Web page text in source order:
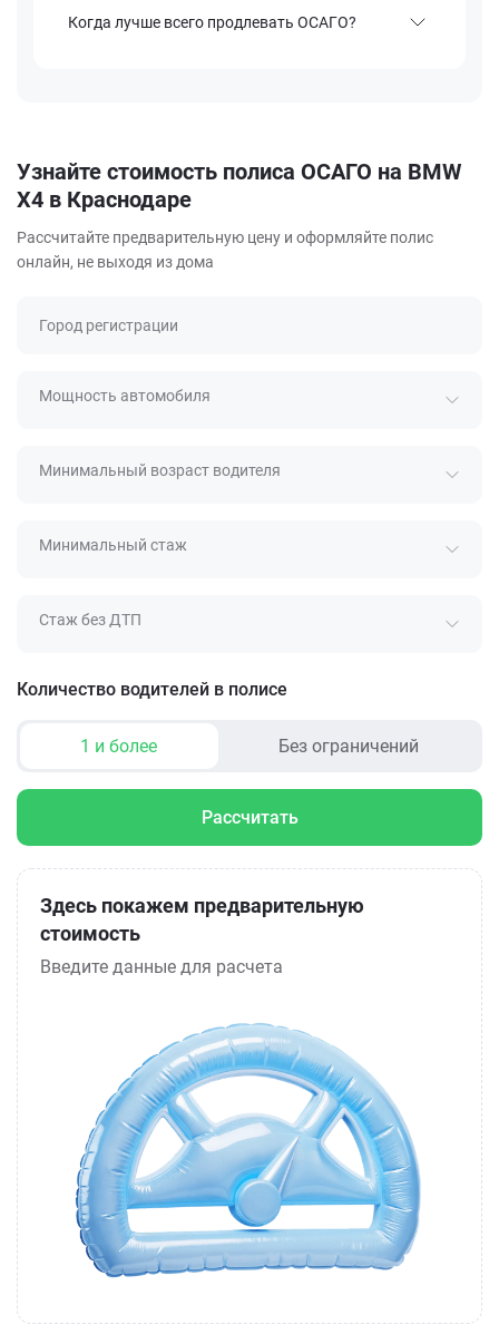
Когда лучше всего продлевать ОСАГО?
Узнайте стоимость полиса ОСАГО на BMW
X4 в Краснодаре
Рассчитайте предварительную цену и оформляйте полис
онлайн, не выходя из дома
Город регистрации
Мощность автомобиля
Минимальный возраст водителя
Минимальный стаж
Стаж без ДТП
Количество водителей в полисе
1 и более Без ограничений
Рассчитать
Здесь покажем предварительную
стоимость
Введите данные для расчета